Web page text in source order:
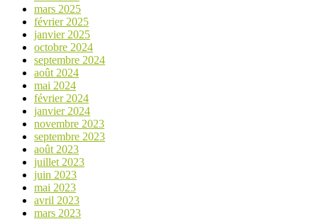
mars 2025
février 2025
janvier 2025
octobre 2024
septembre 2024
août 2024
mai 2024
février 2024
janvier 2024
novembre 2023
septembre 2023
août 2023
juillet 2023
juin 2023
mai 2023
avril 2023
mars 2023